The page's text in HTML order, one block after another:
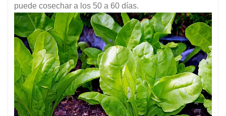
puede cosechar a los 50 a 60 días.